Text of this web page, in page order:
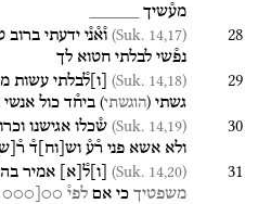
מע֯שיך
28
(Suk. 14,17) ו֯א֯נ֯י ידעתי ברוב
נפ֯שי לבלתי חטוא לך
29
(Suk. 14,18) ו ל֯בלתי עשות
גשתי (הוגשתי) ביח֯ד כול אנשי
30
(Suk. 14,19) ש֯כלו אגישנו
ולא אשא פני ר֯ע֯ וש וח ד֯ ר֯
31
(Suk. 14,20) ו ל֯ א אמיר
משפטיך כי אם לפי֯ ○○[○○○